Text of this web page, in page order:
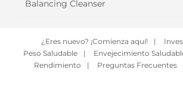
Balancing Cleanser
¿Eres nuevo? ¡Comienza aquí! |
Peso Saludable
| Envejecimiento
Rendimiento
| Preguntas Frecuentes